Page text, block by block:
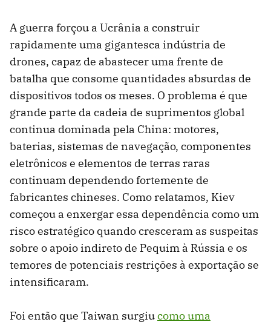
A guerra forçou a Ucrânia a construir
rapidamente uma gigantesca indústria de
drones, capaz de abastecer uma frente de
batalha que consome quantidades absurdas de
dispositivos todos os meses. O problema é que
grande parte da cadeia de suprimentos global
continua dominada pela China: motores,
baterias, sistemas de navegação, componentes
eletrônicos e elementos de terras raras
continuam dependendo fortemente de
fabricantes chineses. Como relatamos, Kiev
começou a enxergar essa dependência como um
risco estratégico quando cresceram as suspeitas
sobre o apoio indireto de Pequim à Rússia e os
temores de potenciais restrições à exportação se
intensificaram.
Foi então que Taiwan surgiucomo uma